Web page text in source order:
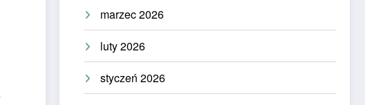
marzec 2026
luty 2026
styczeń 2026